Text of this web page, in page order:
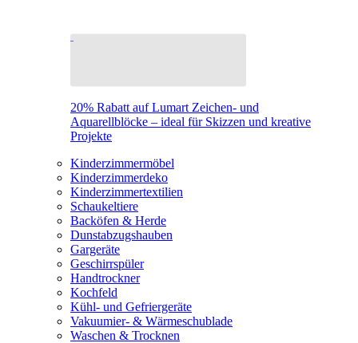
20% Rabatt auf Lumart Zeichen- und
Aquarellblöcke – ideal für Skizzen und kreative
Projekte
Kinderzimmermöbel
Kinderzimmerdeko
Kinderzimmertextilien
Schaukeltiere
Backöfen & Herde
Dunstabzugshauben
Gargeräte
Geschirrspüler
Handtrockner
Kochfeld
Kühl- und Gefriergeräte
Vakuumier- & Wärmeschublade
Waschen & Trocknen